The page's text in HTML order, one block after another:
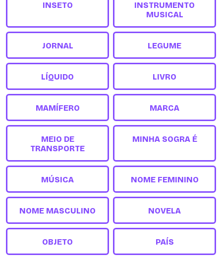
INSETO
INSTRUMENTO
MUSICAL
JORNAL LEGUME
LÍQUIDO LIVRO
MAMÍFERO MARCA
MEIO DE
TRANSPORTE
MINHA SOGRA É
MÚSICA NOME FEMININO
NOME MASCULINO NOVELA
OBJETO PAÍS